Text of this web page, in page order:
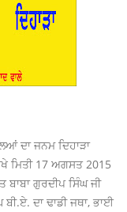
ਦਾ ਜਨਮ ਦਿਹਾੜਾ
ਮਿਤੀ 17 ਅਗਸਤ 2015
ਗੁਰਦੀਪ ਸਿੰਘ ਜੀ
ਦਾ ਢਾਡੀ ਜਥਾ, ਭਾਈ